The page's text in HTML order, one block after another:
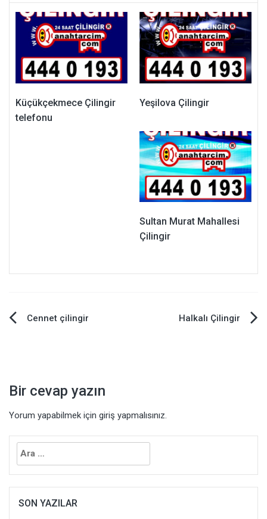
Küçükçekmece Çilingir
telefonu
Yeşilova Çilingir
Sultan Murat Mahallesi
Çilingir
YazıCennet çilingir Halkalı Çilingir
Bir cevap yazın
Yorum yapabilmek için giriş yapmalısınız.
Arama:
SON YAZILAR